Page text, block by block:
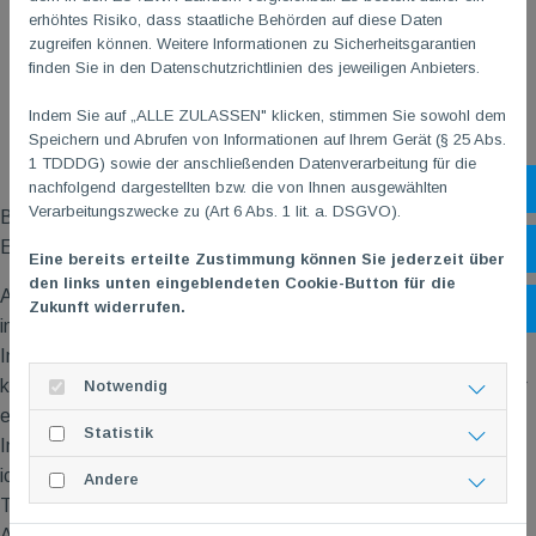
Besonders interessant fand ich die neuen wissenschaftlichen
Erkenntnisse zur geschlechtsspezifischen Herzsportmedizin.
Am Nachmittag ging es für mich in die Sportfakultät der RPTU
in Kaiserslautern. Dort nahm ich an zwei Praxiseinheiten teil:
Im Workshop „Training bei Herzinsuffizienz“ standen der
kollegiale Austausch und, wie man das Befinden der Teilnehmer
erkennt, im Mittelpunkt.
Im zweiten Workshop zum „Alltags-Fitness-Test (AFT)“ erhielt
ich hilfreiche Impulse zur Testung und Dokumentation von
Trainingsfortschritten. Hier durfte ich sogar meine eigene
erhöhtes Risiko, dass staatliche Behörden auf diese Daten
zugreifen können. Weitere Informationen zu Sicherheitsgarantien
finden Sie in den Datenschutzrichtlinien des jeweiligen Anbieters.
Indem Sie auf „ALLE ZULASSEN" klicken, stimmen Sie sowohl dem
Speichern und Abrufen von Informationen auf Ihrem Gerät (§ 25 Abs.
1 TDDDG) sowie der anschließenden Datenverarbeitung für die
nachfolgend dargestellten bzw. die von Ihnen ausgewählten
Verarbeitungszwecke zu (Art 6 Abs. 1 lit. a. DSGVO).
Eine bereits erteilte Zustimmung können Sie jederzeit über
den links unten eingeblendeten Cookie-Button für die
Zukunft widerrufen.
Notwendig
Statistik
Andere